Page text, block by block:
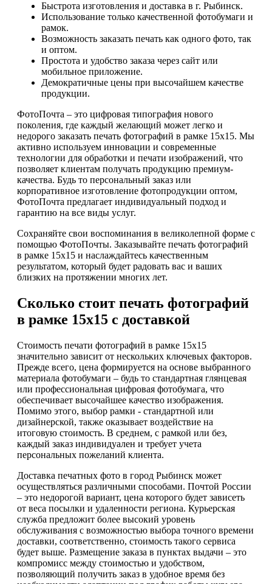
Быстрота изготовления и доставка в г. Рыбинск.
Использование только качественной фотобумаги и
рамок.
Возможность заказать печать как одного фото, так
и оптом.
Простота и удобство заказа через сайт или
мобильное приложение.
Демократичные цены при высочайшем качестве
продукции.
ФотоПочта – это цифровая типография нового
поколения, где каждый желающий может легко и
недорого заказать печать фотографий в рамке 15х15. Мы
активно используем инновации и современные
технологии для обработки и печати изображений, что
позволяет клиентам получать продукцию премиум-
качества. Будь то персональный заказ или
корпоративное изготовление фотопродукции оптом,
ФотоПочта предлагает индивидуальный подход и
гарантию на все виды услуг.
Сохраняйте свои воспоминания в великолепной форме с
помощью ФотоПочты. Заказывайте печать фотографий
в рамке 15х15 и наслаждайтесь качественным
результатом, который будет радовать вас и ваших
близких на протяжении многих лет.
Сколько стоит печать фотографий
в рамке 15х15 с доставкой
Стоимость печати фотографий в рамке 15х15
значительно зависит от нескольких ключевых факторов.
Прежде всего, цена формируется на основе выбранного
материала фотобумаги – будь то стандартная глянцевая
или профессиональная цифровая фотобумага, что
обеспечивает высочайшее качество изображения.
Помимо этого, выбор рамки - стандартной или
дизайнерской, также оказывает воздействие на
итоговую стоимость. В среднем, с рамкой или без,
каждый заказ индивидуален и требует учета
персональных пожеланий клиента.
Доставка печатных фото в город Рыбинск может
осуществляться различными способами. Почтой России
– это недорогой вариант, цена которого будет зависеть
от веса посылки и удаленности региона. Курьерская
служба предложит более высокий уровень
обслуживания с возможностью выбора точного времени
доставки, соответственно, стоимость такого сервиса
будет выше. Размещение заказа в пунктах выдачи – это
компромисс между стоимостью и удобством,
позволяющий получить заказ в удобное время без